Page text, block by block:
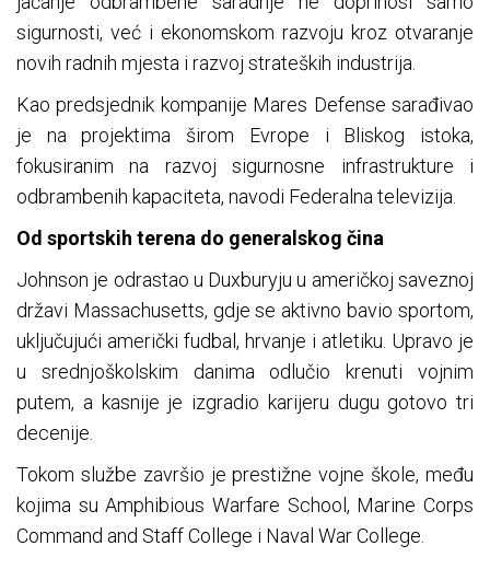
sigurnosti, već i ekonomskom razvoju kroz otvaranje
novih radnih mjesta i razvoj strateških industrija.
Kao predsjednik kompanije Mares Defense sarađivao
je na projektima širom Evrope i Bliskog istoka,
fokusiranim na razvoj sigurnosne infrastrukture i
odbrambenih kapaciteta, navodi Federalna televizija.
Od sportskih terena do generalskog čina
Johnson je odrastao u Duxburyju u američkoj saveznoj
državi Massachusetts, gdje se aktivno bavio sportom,
uključujući američki fudbal, hrvanje i atletiku. Upravo je
u srednjoškolskim danima odlučio krenuti vojnim
putem, a kasnije je izgradio karijeru dugu gotovo tri
decenije.
Tokom službe završio je prestižne vojne škole, među
kojima su Amphibious Warfare School, Marine Corps
Command and Staff College i Naval War College.